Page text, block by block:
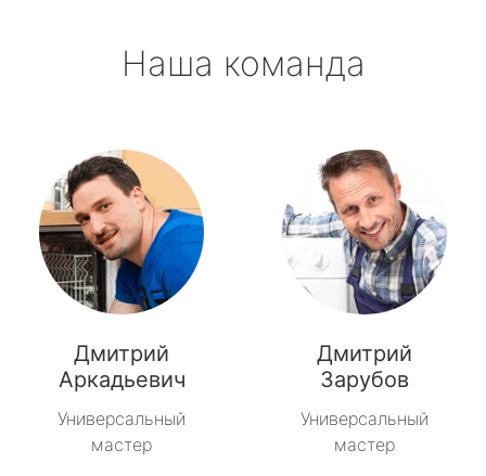
Наша команда
Дмитрий
Аркадьевич
Универсальный
мастер
Дмитрий
Зарубов
Универсальный
мастер